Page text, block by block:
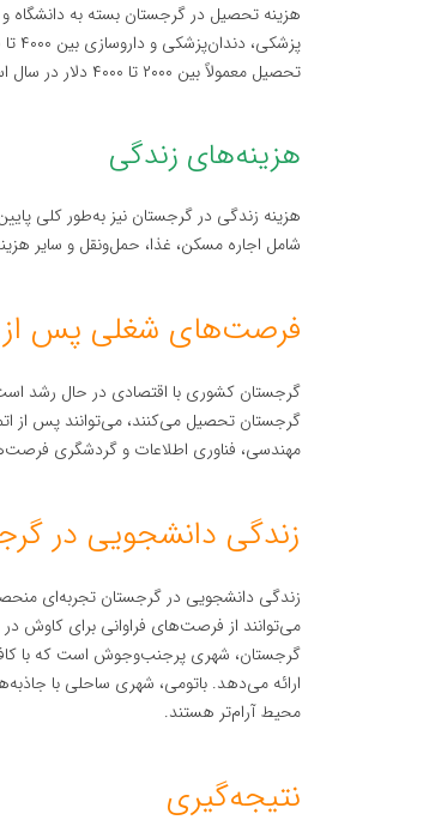
هزینه تحصیل در گرجستان بسته به
تحصیل معمولاً بین ۲۰۰۰ تا ۴۰۰۰ دلار در سال است.
هزینه‌های زندگی
شامل اجاره مسکن، غذا، حمل‌ونقل و سایر
فرصت‌های شغلی پس
گرجستان کشوری با اقتصادی در حال رشد است
گرجستان تحصیل می‌کنند، می‌توانند پس از
مهندسی، فناوری اطلاعات و گردشگری
زندگی دانشجویی در
زندگی دانشجویی در گرجستان تجربه‌ای
می‌توانند از فرصت‌های فراوانی برای کاوش
گرجستان، شهری پرجنب‌وجوش است که با
ارائه می‌دهد. باتومی، شهری ساحلی با
محیط آرام‌تر هستند.
نتیجه‌گیری